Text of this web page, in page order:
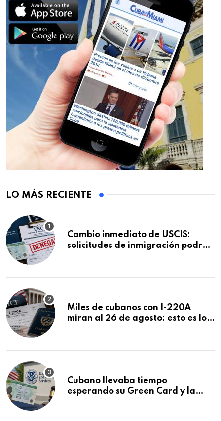
LO MÁS RECIENTE
Cambio inmediato de USCIS:
solicitudes de inmigración podrán
Miles de cubanos con I-220A
miran al 26 de agosto: esto es lo
Cubano llevaba tiempo
esperando su Green Card y la